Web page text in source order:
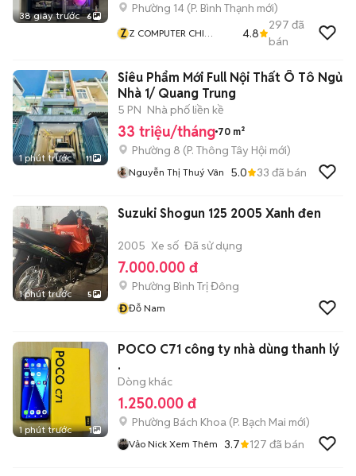
38 giây trước 6
Phường 14 (P. Bình Thạnh mới)
ZZ COMPUTER CHI
4.8
297 đã
bán
1 phút trước 11
Siêu Phẩm Mới Full Nội Thất Ô Tô Ngủ
Nhà 1/ Quang Trung
5 PN Nhà phố liền kề
33 triệu/tháng 70 m²
Phường 8 (P. Thông Tây Hội mới)
Nguyễn Thị Thuý Vân 5.0 33 đã bán
1 phút trước 5
Suzuki Shogun 125 2005 Xanh đen
2005 Xe số Đã sử dụng
7.000.000 đ
Phường Bình Trị Đông
ĐĐỗ Nam
1 phút trước 1
POCO C71 công ty nhà dùng thanh lý
.
Dòng khác
1.250.000 đ
Phường Bách Khoa (P. Bạch Mai mới)
Vảo Nick Xem Thêm 3.7 127 đã bán